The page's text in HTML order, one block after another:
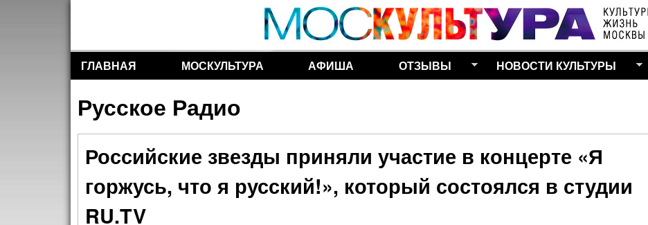
Перейти к основному
содержанию
Разделы сайта
ГЛАВНАЯ МОСКУЛЬТУРА АФИША ОТЗЫВЫ НОВОСТИ КУЛЬТУРЫ
Русское Радио
Российские звезды приняли участие в концерте «Я
горжусь, что я русский!», который состоялся в студии
RU.TV